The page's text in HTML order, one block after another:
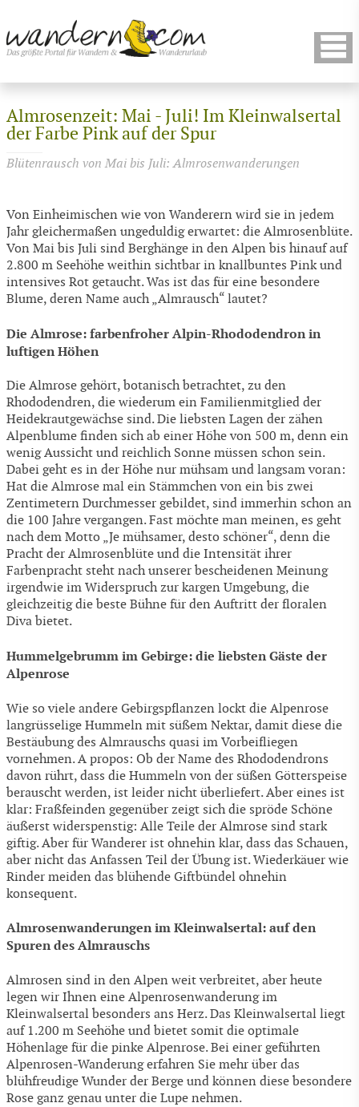
Almrosenzeit: Mai - Juli! Im Kleinwalsertal
der Farbe Pink auf der Spur
Blütenrausch von Mai bis Juli: Almrosenwanderungen
Von Einheimischen wie von Wanderern wird sie in jedem
Jahr gleichermaßen ungeduldig erwartet: die Almrosenblüte.
Von Mai bis Juli sind Berghänge in den Alpen bis hinauf auf
2.800 m Seehöhe weithin sichtbar in knallbuntes Pink und
intensives Rot getaucht. Was ist das für eine besondere
Blume, deren Name auch „Almrausch“ lautet?
Die Almrose: farbenfroher Alpin-Rhododendron in
luftigen Höhen
Die Almrose gehört, botanisch betrachtet, zu den
Rhododendren, die wiederum ein Familienmitglied der
Heidekrautgewächse sind. Die liebsten Lagen der zähen
Alpenblume finden sich ab einer Höhe von 500 m, denn ein
wenig Aussicht und reichlich Sonne müssen schon sein.
Dabei geht es in der Höhe nur mühsam und langsam voran:
Hat die Almrose mal ein Stämmchen von ein bis zwei
Zentimetern Durchmesser gebildet, sind immerhin schon an
die 100 Jahre vergangen. Fast möchte man meinen, es geht
nach dem Motto „Je mühsamer, desto schöner“, denn die
Pracht der Almrosenblüte und die Intensität ihrer
Farbenpracht steht nach unserer bescheidenen Meinung
irgendwie im Widerspruch zur kargen Umgebung, die
gleichzeitig die beste Bühne für den Auftritt der floralen
Diva bietet.
Hummelgebrumm im Gebirge: die liebsten Gäste der
Alpenrose
Wie so viele andere Gebirgspflanzen lockt die Alpenrose
langrüsselige Hummeln mit süßem Nektar, damit diese die
Bestäubung des Almrauschs quasi im Vorbeifliegen
vornehmen. A propos: Ob der Name des Rhododendrons
davon rührt, dass die Hummeln von der süßen Götterspeise
berauscht werden, ist leider nicht überliefert. Aber eines ist
klar: Fraßfeinden gegenüber zeigt sich die spröde Schöne
äußerst widerspenstig: Alle Teile der Almrose sind stark
giftig. Aber für Wanderer ist ohnehin klar, dass das Schauen,
aber nicht das Anfassen Teil der Übung ist. Wiederkäuer wie
Rinder meiden das blühende Giftbündel ohnehin
konsequent.
Almrosenwanderungen im Kleinwalsertal: auf den
Spuren des Almrauschs
Almrosen sind in den Alpen weit verbreitet, aber heute
legen wir Ihnen eine Alpenrosenwanderung im
Kleinwalsertal besonders ans Herz. Das Kleinwalsertal liegt
auf 1.200 m Seehöhe und bietet somit die optimale
Höhenlage für die pinke Alpenrose. Bei einer geführten
Alpenrosen-Wanderung erfahren Sie mehr über das
blühfreudige Wunder der Berge und können diese besondere
Rose ganz genau unter die Lupe nehmen.